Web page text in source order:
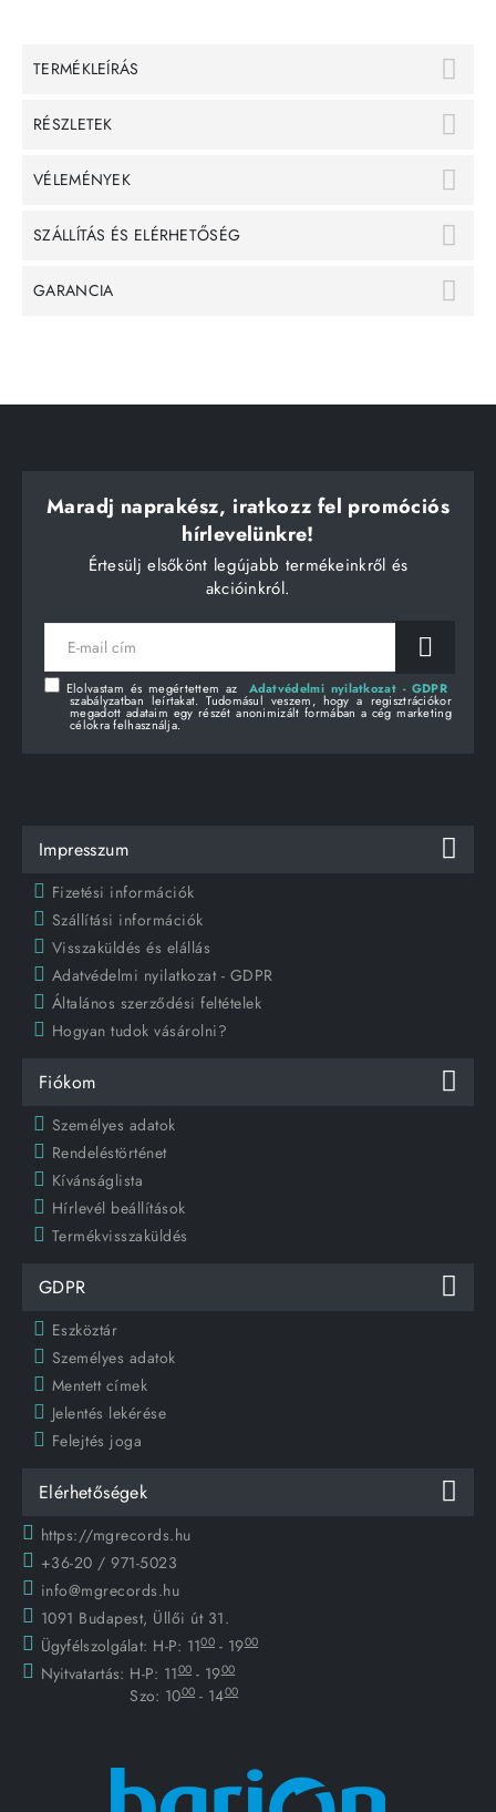
TERMÉKLEÍRÁS
RÉSZLETEK
VÉLEMÉNYEK
SZÁLLÍTÁS ÉS ELÉRHETŐSÉG
GARANCIA
Maradj naprakész, iratkozz fel promóciós
hírlevelünkre!
Értesülj elsőkönt legújabb termékeinkről és
akcióinkról.
E-
mail
Elolvastam és megértettem az Adatvédelmi nyilatkozat - GDPR
szabályzatban leírtakat. Tudomásul veszem, hogy a regisztrációkor
megadott adataim egy részét anonimizált formában a cég marketing
célokra felhasználja.
Impresszum
Fizetési információk
Szállítási információk
Visszaküldés és elállás
Adatvédelmi nyilatkozat - GDPR
Általános szerződési feltételek
Hogyan tudok vásárolni?
Fiókom
Személyes adatok
Rendeléstörténet
Kívánságlista
Hírlevél beállítások
Termékvisszaküldés
GDPR
Eszköztár
Személyes adatok
Mentett címek
Jelentés lekérése
Felejtés joga
Elérhetőségek
https://mgrecords.hu
+36-20 / 971-5023
info@mgrecords.hu
1091 Budapest, Üllői út 31.
Ügyfélszolgálat: H-P: 1100 - 1900
Nyitvatartás: H-P: 1100 - 1900
Szo: 1000 - 1400